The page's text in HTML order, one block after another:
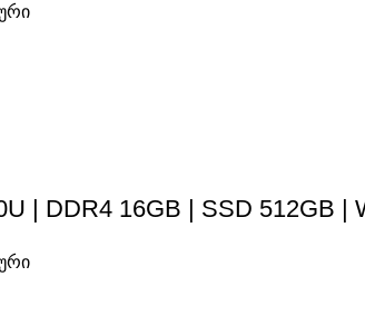
| DDR4 16GB | SSD 512GB |